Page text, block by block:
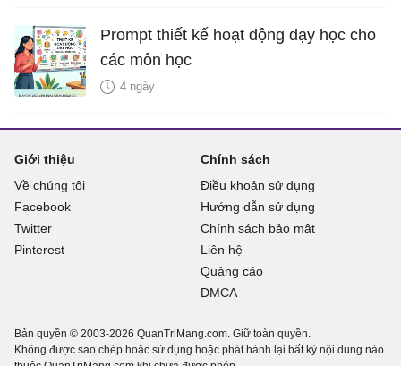
Prompt thiết kế hoạt động dạy học cho
các môn học
4 ngày
Giới thiệu
Về chúng tôi
Facebook
Twitter
Pinterest
Chính sách
Điều khoản sử dụng
Hướng dẫn sử dụng
Chính sách bảo mật
Liên hệ
Quảng cáo
DMCA
Bản quyền © 2003-2026 QuanTriMang.com. Giữ toàn quyền.
Không được sao chép hoặc sử dụng hoặc phát hành lại bất kỳ nội dung nào